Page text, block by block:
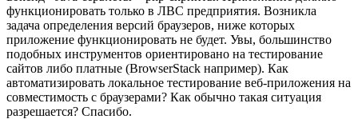
функционировать только в ЛВС предприятия. Возникла
задача определения версий браузеров, ниже которых
приложение функционировать не будет. Увы, большинство
подобных инструментов ориентировано на тестирование
сайтов либо платные (BrowserStack например). Как
автоматизировать локальное тестирование веб-приложения на
совместимость с браузерами? Как обычно такая ситуация
разрешается? Спасибо.